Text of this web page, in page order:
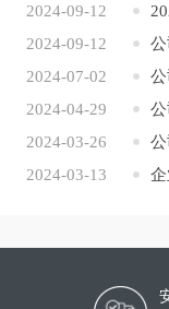
2024-09-12
2024-09-12
2024-07-02
2024-04-29
2024-03-26
2024-03-13